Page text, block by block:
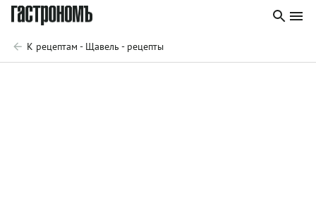
К рецептам - Щавель - рецепты